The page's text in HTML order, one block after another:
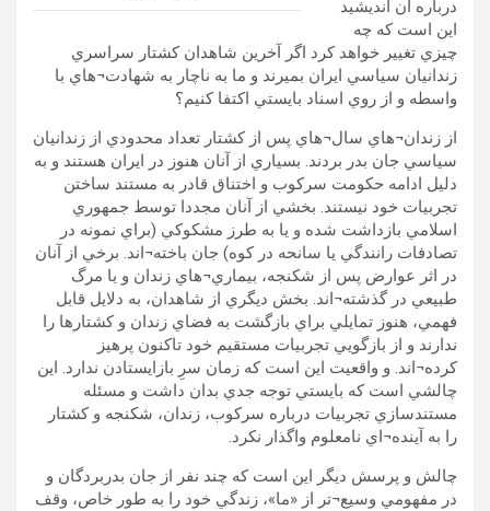
درباره آن انديشيد
اين است که چه
چيزي تغيير خواهد کرد اگر آخرين شاهدان کشتار سراسري
زندانيان سياسي ايران بميرند و ما به ناچار به شهادت¬هاي با
واسطه و از روي اسناد بايستي اکتفا کنيم؟
از زندان¬هاي سال¬هاي پس از کشتار تعداد محدودي از زندانيان
سياسي جان بدر بردند. بسياري از آنان هنوز در ايران هستند و به
دليل ادامه حکومت سرکوب و اختناق قادر به مستند ساختن
تجربيات خود نيستند. بخشي از آنان مجددا توسط جمهوري
اسلامي بازداشت شده و يا به طرز مشکوکي (براي نمونه در
تصادفات رانندگي يا سانحه در کوه) جان باخته¬اند. برخي از آنان
در اثر عوارض پس از شکنجه، بيماري¬هاي زندان و يا مرگ
طبيعي در گذشته¬اند. بخش ديگري از شاهدان، به دلايل قابل
فهمي، هنوز تمايلي براي بازگشت به فضاي زندان و کشتارها را
ندارند و از بازگويي تجربيات مستقيم خود تاکنون پرهيز
کرده¬اند. و واقعيت اين است که زمان سرِ بازايستادن ندارد. اين
چالشي است که بايستي توجه جدي بدان داشت و مسئله
مستندسازي تجربيات درباره سرکوب، زندان، شکنجه و کشتار
را به آينده¬اي نامعلوم واگذار نکرد.
چالش و پرسش ديگر اين است که چند نفر از جان بدربردگان و
در مفهومي وسيع¬تر از «ما»، زندگي خود را به طور خاص، وقف